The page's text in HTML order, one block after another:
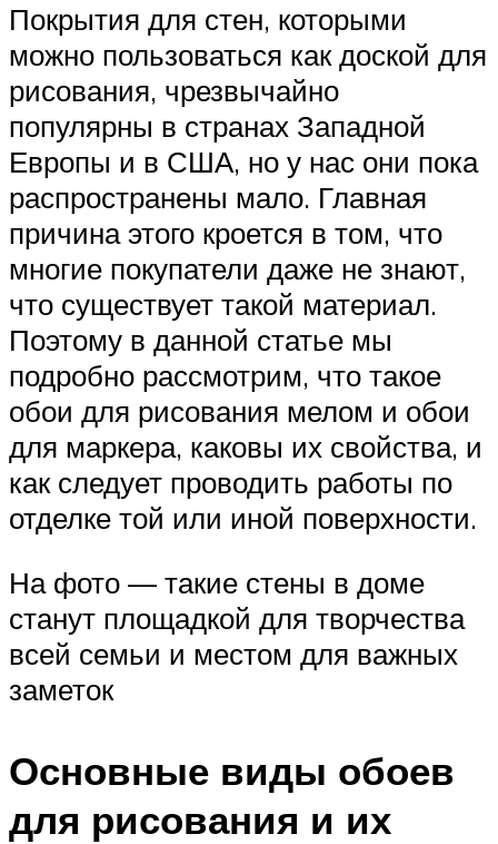
Покрытия для стен, которыми
можно пользоваться как доской для
рисования, чрезвычайно
популярны в странах Западной
Европы и в США, но у нас они пока
распространены мало. Главная
причина этого кроется в том, что
многие покупатели даже не знают,
что существует такой материал.
Поэтому в данной статье мы
подробно рассмотрим, что такое
обои для рисования мелом и обои
для маркера, каковы их свойства, и
как следует проводить работы по
отделке той или иной поверхности.
На фото — такие стены в доме
станут площадкой для творчества
всей семьи и местом для важных
заметок
Основные виды обоев
для рисования и их